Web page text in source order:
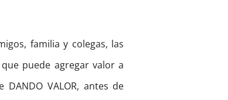
familia y colegas, las
puede agregar valor a
VALOR, antes de